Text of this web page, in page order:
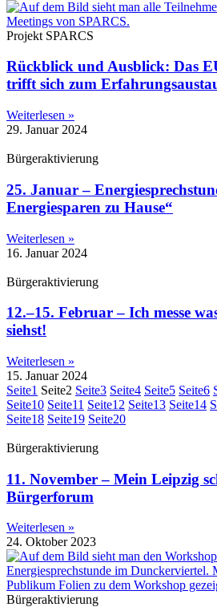
Projekt SPARCS
Rückblick und Ausblick: Das
trifft sich zum
Weiterlesen »
29. Januar 2024
Bürgeraktivierung
25. Januar –
Energiesparen zu Hause“
Weiterlesen »
16. Januar 2024
Bürgeraktivierung
12.–15. Februar – Ich messe
siehst!
Weiterlesen »
15. Januar 2024
Seite1 Seite2 Seite3 Seite4 Seite5 Seite6
Seite10 Seite11 Seite12 Seite13 Seite14
Seite18 Seite19 Seite20
Bürgeraktivierung
11. November – Mein Leipzig
Bürgerforum
Weiterlesen »
24. Oktober 2023
Bürgeraktivierung